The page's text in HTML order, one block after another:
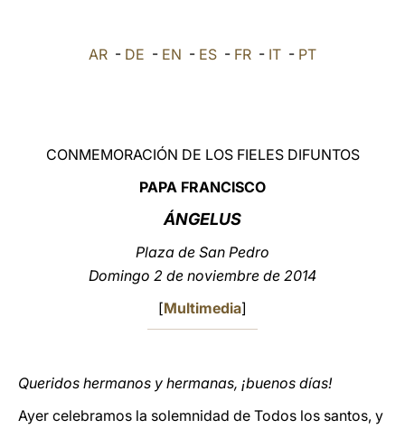
AR - DE - EN - ES - FR - IT - PT
CONMEMORACIÓN DE LOS FIELES DIFUNTOS
PAPA FRANCISCO
ÁNGELUS
Plaza de San Pedro
Domingo 2 de noviembre de 2014
[Multimedia]
Queridos hermanos y hermanas, ¡buenos días!
Ayer celebramos la solemnidad de Todos los santos, y